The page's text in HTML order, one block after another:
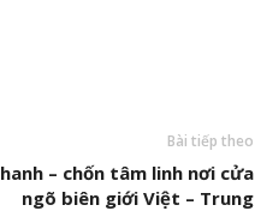
Bài tiếp theo
– chốn tâm linh nơi cửa
ngõ biên giới Việt – Trung